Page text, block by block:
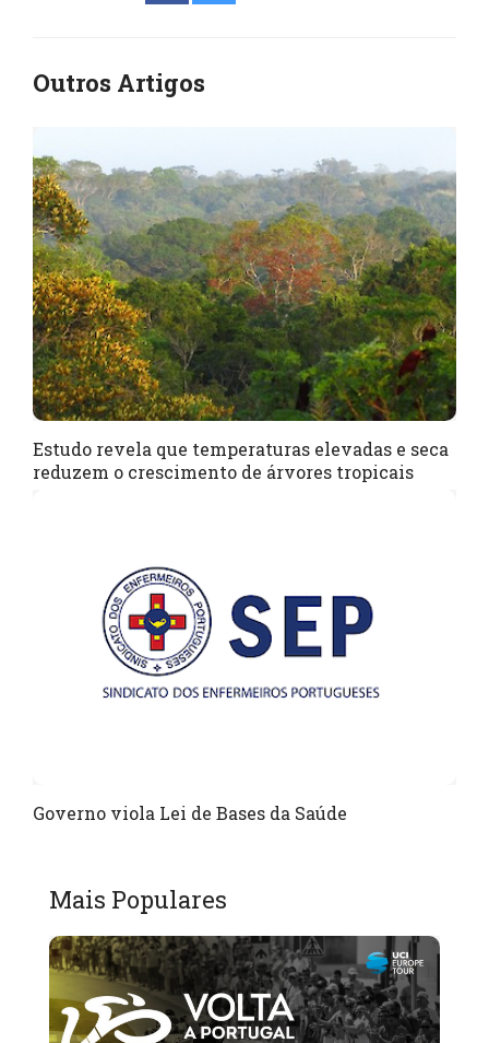
Outros Artigos
Estudo revela que temperaturas elevadas e seca
reduzem o crescimento de árvores tropicais
Governo viola Lei de Bases da Saúde
Mais Populares